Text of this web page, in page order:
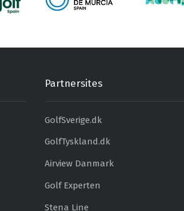
Partnersites
GolfSverige.dk
GolfTyskland.dk
Airview Danmark
Golf Experten
Stena Line